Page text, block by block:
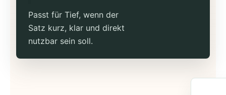
Passt für Tief, wenn der
Satz kurz, klar und direkt
nutzbar sein soll.